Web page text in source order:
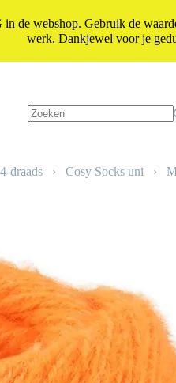
draads › Cosy Socks uni ›
webshop. Gebruik de
werk. Dankjewel voor je